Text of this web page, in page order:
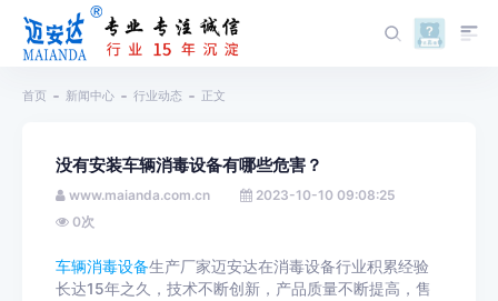
首页 新闻中心 行业动态 正文
没有安装车辆消毒设备有哪些危害？
www.maianda.com.cn
2023-10-10 09:08:25
0次
车辆消毒设备生产厂家迈安达在消毒设备行业积累经验
长达15年之久，技术不断创新，产品质量不断提高，售